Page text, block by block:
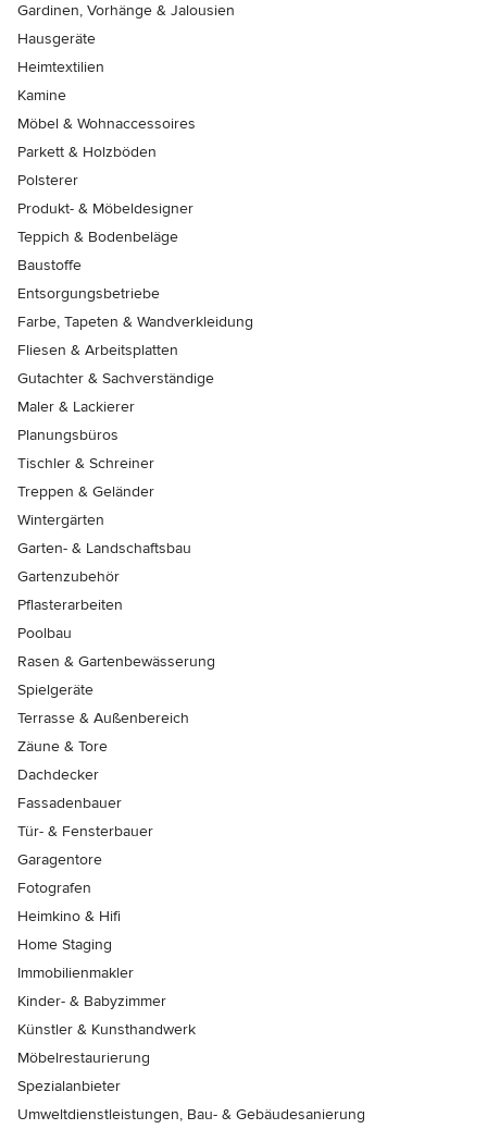
Gardinen, Vorhänge & Jalousien
Hausgeräte
Heimtextilien
Kamine
Möbel & Wohnaccessoires
Parkett & Holzböden
Polsterer
Produkt- & Möbeldesigner
Teppich & Bodenbeläge
Baustoffe
Entsorgungsbetriebe
Farbe, Tapeten & Wandverkleidung
Fliesen & Arbeitsplatten
Gutachter & Sachverständige
Maler & Lackierer
Planungsbüros
Tischler & Schreiner
Treppen & Geländer
Wintergärten
Garten- & Landschaftsbau
Gartenzubehör
Pflasterarbeiten
Poolbau
Rasen & Gartenbewässerung
Spielgeräte
Terrasse & Außenbereich
Zäune & Tore
Dachdecker
Fassadenbauer
Tür- & Fensterbauer
Garagentore
Fotografen
Heimkino & Hifi
Home Staging
Immobilienmakler
Kinder- & Babyzimmer
Künstler & Kunsthandwerk
Möbelrestaurierung
Spezialanbieter
Umweltdienstleistungen, Bau- & Gebäudesanierung